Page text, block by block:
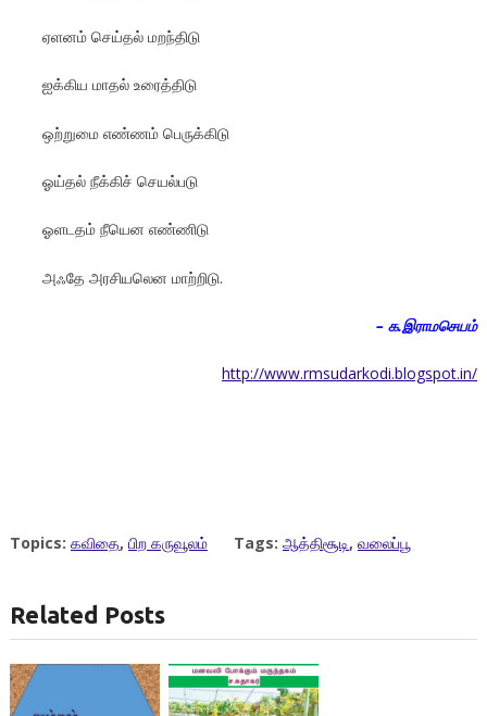
ஏளனம் செய்தல் மறந்திடு
ஐக்கிய மாதல் உரைத்திடு
ஒற்றுமை எண்ணம் பெருக்கிடு
ஓய்தல் நீக்கிச் செயல்படு
ஓளடதம் நீயென எண்ணிடு
அஃதே அரசியலென மாற்றிடு.
– க.இராமசெயம்
http://www.rmsudarkodi.blogspot.in/
Topics: கவிதை, பிற கருவூலம் Tags: ஆத்திசூடி, வலைப்பூ
Related Posts